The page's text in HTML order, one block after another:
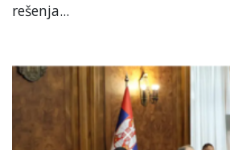
rešenja...